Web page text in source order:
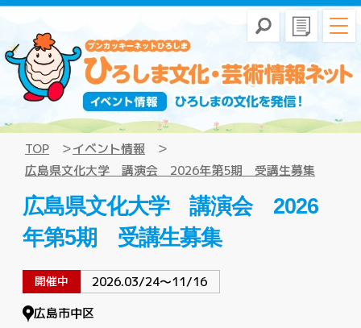
TOP
イベント情報
広島県文化大学 講演会 2026年第5期 受講生募集
広島県文化大学 講演会 2026
年第5期 受講生募集
開催中
2026.03/24〜11/16
広島市中区